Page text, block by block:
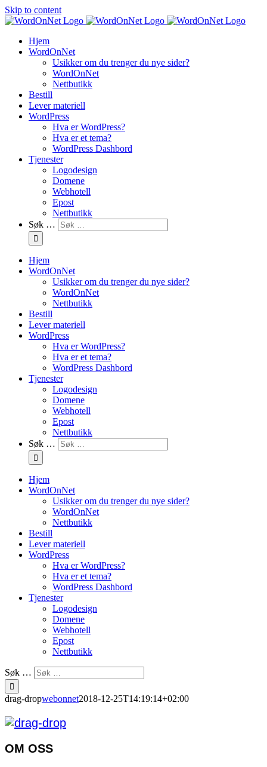
Skip to content
Hjem
WordOnNet
Usikker om du trenger du nye sider?
WordOnNet
Nettbutikk
Bestill
Lever materiell
WordPress
Hva er WordPress?
Hva er et tema?
WordPress Dashbord
Tjenester
Logodesign
Domene
Webhotell
Epost
Nettbutikk
Søk …
Hjem
WordOnNet
Usikker om du trenger du nye sider?
WordOnNet
Nettbutikk
Bestill
Lever materiell
WordPress
Hva er WordPress?
Hva er et tema?
WordPress Dashbord
Tjenester
Logodesign
Domene
Webhotell
Epost
Nettbutikk
Søk …
Hjem
WordOnNet
Usikker om du trenger du nye sider?
WordOnNet
Nettbutikk
Bestill
Lever materiell
WordPress
Hva er WordPress?
Hva er et tema?
WordPress Dashbord
Tjenester
Logodesign
Domene
Webhotell
Epost
Nettbutikk
Søk …
drag-dropwebonnet2018-12-25T14:19:14+02:00
OM OSS